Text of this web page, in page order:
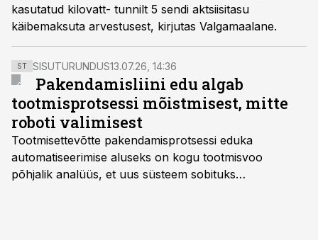
kasutatud kilovatt- tunnilt 5 sendi aktsiisitasu
käibemaksuta arvestusest, kirjutas Valgamaalane.
ST SISUTURUNDUS13.07.26, 14:36
Pakendamisliini edu algab
tootmisprotsessi mõistmisest, mitte
roboti valimisest
Tootmisettevõtte pakendamisprotsessi eduka
automatiseerimise aluseks on kogu tootmisvoo
põhjalik analüüs, et uus süsteem sobituks